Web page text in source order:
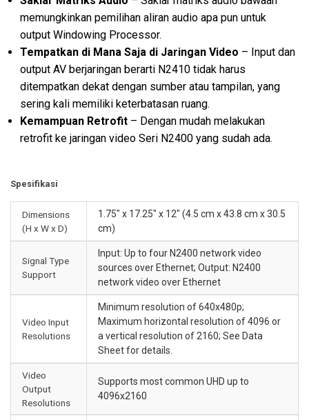
memungkinkan pemilihan aliran audio apa pun untuk
output Windowing Processor.
Tempatkan di Mana Saja di Jaringan Video – Input dan
output AV berjaringan berarti N2410 tidak harus
ditempatkan dekat dengan sumber atau tampilan, yang
sering kali memiliki keterbatasan ruang.
Kemampuan Retrofit – Dengan mudah melakukan
retrofit ke jaringan video Seri N2400 yang sudah ada.
Spesifikasi
Dimensions
(H x W x D)
1.75" x 17.25" x 12" (4.5 cm x 43.8 cm x 30.5
cm)
Signal Type
Support
Input: Up to four N2400 network video
sources over Ethernet; Output: N2400
network video over Ethernet
Video Input
Resolutions
Minimum resolution of 640x480p;
Maximum horizontal resolution of 4096 or
a vertical resolution of 2160; See Data
Sheet for details.
Video
Output
Resolutions
Supports most common UHD up to
4096x2160